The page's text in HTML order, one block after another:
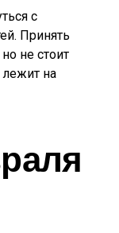
с
Принять
не стоит
на